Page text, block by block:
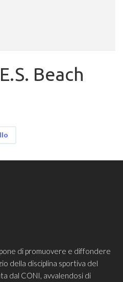
Beach
di promuovere e diffondere
della disciplina sportiva del
dal CONI, avvalendosi di